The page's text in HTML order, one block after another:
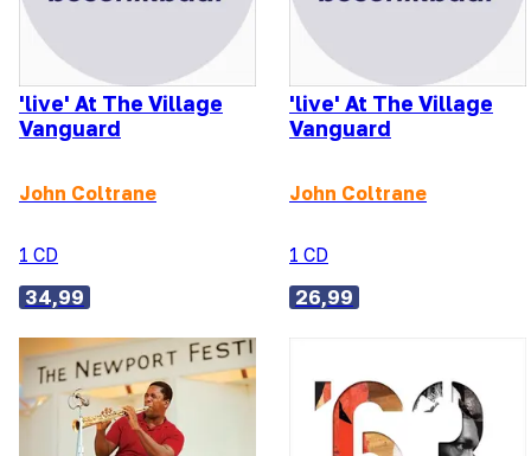
'live' At The Village
Vanguard
John Coltrane
1 CD
34,99
'live' At The Village
Vanguard
John Coltrane
1 CD
26,99